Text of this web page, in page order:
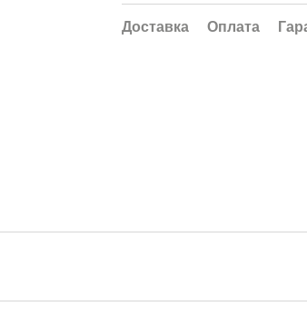
Доставка Оплата